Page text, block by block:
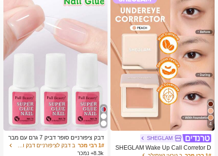
4
SHEGLAM
SHEGLAM Wake Up Call Corretor D
דבק ציפורניים סופר דביק 7 גרם עם מבר
שת, דבק ג'ל מהיר ייבוש, מתאים לציפורנ
יים מלאכותיות, ציפורני אקריל, ציפורני ה
1# רבי מכר
8.3k+ נמכר